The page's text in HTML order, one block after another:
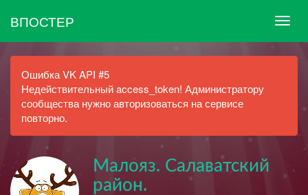
ВПОСТЕР
Ошибка VK API #5
Недействительный access_token! Администратору
сообщества нужно авторизоваться на сервисе
повторно.
Малояз. Салаватский
район.